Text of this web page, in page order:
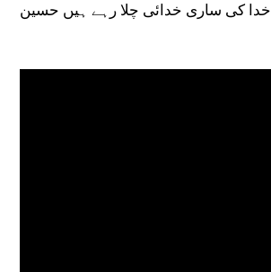
خدا کی ساری خدائی چلا رہے ہیں حسین